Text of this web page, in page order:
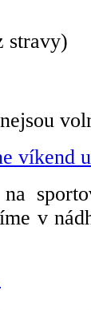
stravy)
víkend
v